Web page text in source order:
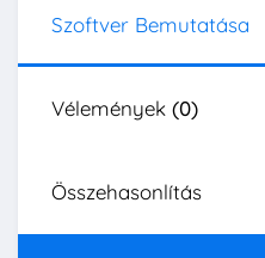
Szoftver Bemutatása
Vélemények (0)
Összehasonlítás